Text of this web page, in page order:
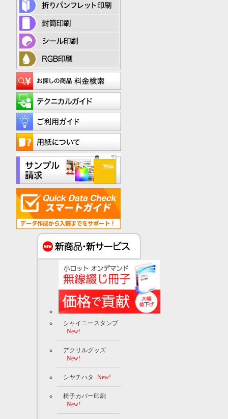
シャイニースタンプ
New!
アクリルグッズ
New!
シヤチハタ New!
椅子カバー印刷
New!